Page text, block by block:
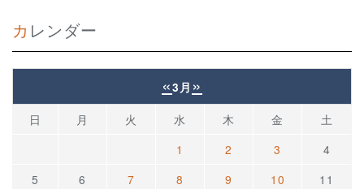
カレンダー
«3月 »
日 月 火 水 木 金
土
1
2 3
4
5
6 7 8 9 10
11